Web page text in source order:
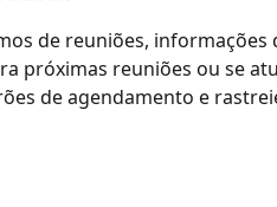
de reuniões,
próximas reuniões ou se
de agendamento e